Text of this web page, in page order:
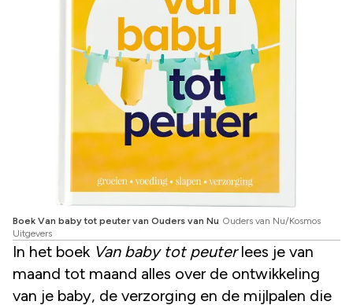
Boek Van baby tot peuter van Ouders van Nu Ouders van Nu/Kosmos
Uitgevers
In het boek Van baby tot peuterlees je van
maand tot maand alles over de ontwikkeling
van je baby, de verzorging en de mijlpalen die